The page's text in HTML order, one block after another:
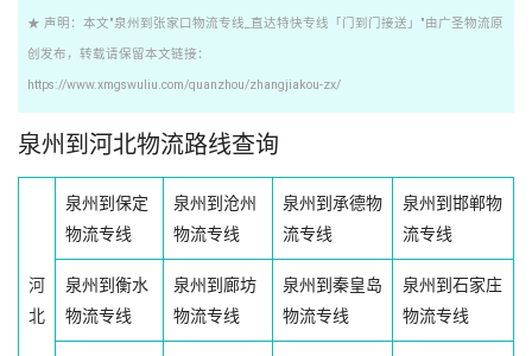
★ 声明：本文"泉州到张家口物流专线_直达特快专线「门到门接送」"由广圣物流原
创发布，转载请保留本文链接：
https://www.xmgswuliu.com/quanzhou/zhangjiakou-zx/
泉州到河北物流路线查询
河
北
泉州到保定
物流专线
泉州到沧州
物流专线
泉州到承德物
流专线
泉州到邯郸物
流专线
泉州到衡水
物流专线
泉州到廊坊
物流专线
泉州到秦皇岛
物流专线
泉州到石家庄
物流专线